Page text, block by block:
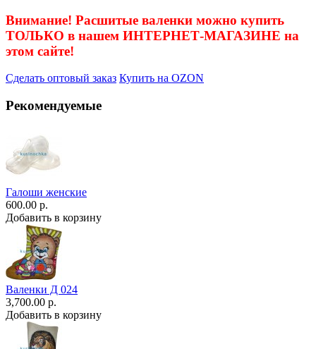
Внимание! Расшитые валенки можно купить
ТОЛЬКО в нашем ИНТЕРНЕТ-МАГАЗИНЕ на
этом сайте!
Сделать оптовый заказ Купить на OZON
Рекомендуемые
Галоши женские
600.00 р.
Добавить в корзину
Валенки Д 024
3,700.00 р.
Добавить в корзину